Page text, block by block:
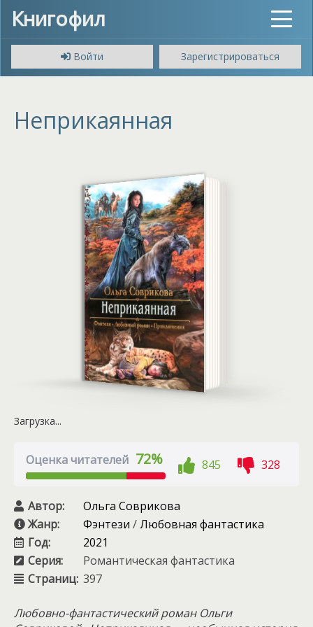
Книгофил
Toggle
Войти
Зарегистрироваться
Неприкаянная
Загрузка...
Оценка читателей 72% 845 328
Автор:
Ольга Соврикова
Жанр:
Фэнтези /Любовная фантастика
Год:
2021
Серия:
Романтическая фантас­тика
Страниц: 397
Любовно-фантастический роман Ольги